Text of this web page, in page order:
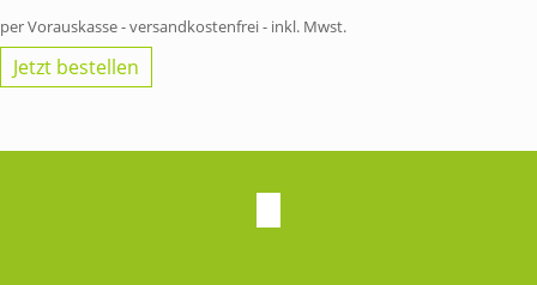
per Vorauskasse - versandkostenfrei - inkl. Mwst.
Jetzt bestellen